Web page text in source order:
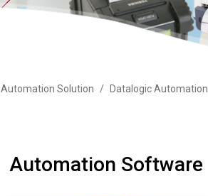
Automation Solution Datalogic Automation
Automation Software